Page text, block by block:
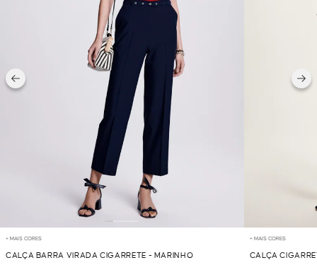
+ MAIS CORES
CALÇA BARRA VIRADA CIGARRETE - MARINHO
+ MAIS CORES
CALÇA